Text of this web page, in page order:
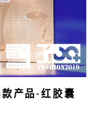
产品 -红胶囊